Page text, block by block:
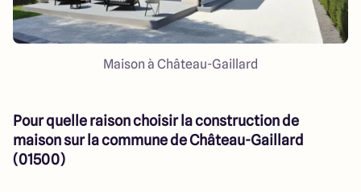
Maison à Château-Gaillard
Pour quelle raison choisir la construction de
maison sur la commune de Château-Gaillard
(01500)